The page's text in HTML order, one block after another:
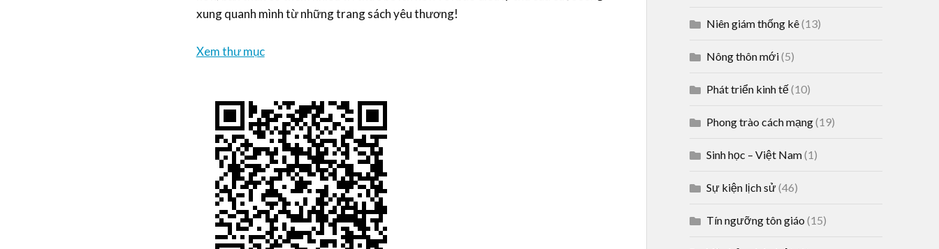
xung quanh mình từ những trang sách yêu thương!
Xem thư mục
Niên giám thống kê(13)
Nông thôn mới(5)
Phát triển kinh tế(10)
Phong trào cách mạng(19)
Sinh học – Việt Nam(1)
Sự kiện lịch sử(46)
Tín ngưỡng tôn giáo (15)